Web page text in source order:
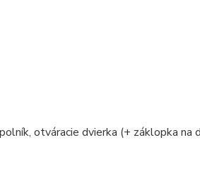
otváracie dvierka (+ záklopka na